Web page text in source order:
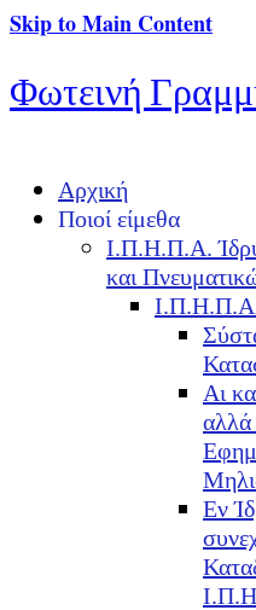
Skip to Main Content
Φωτεινή
Αρχική
Ποιοί είμεθα
Ι.Π.Η.Π.Α.
και
Αι
αλλά
Εν